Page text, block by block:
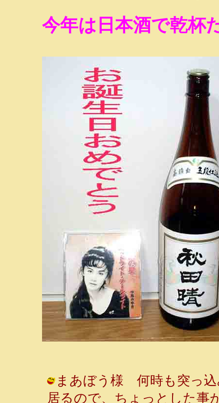
今年は日本酒で乾杯
まあぼう様 何時も突っ込
居るので、ちょっとした事